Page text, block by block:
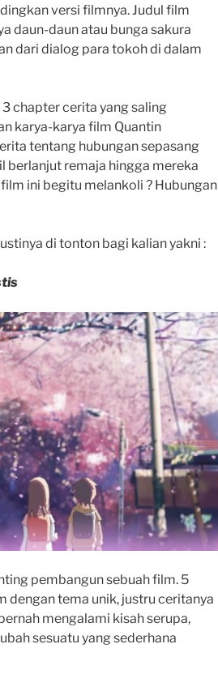
versi filmnya. Judul film
daun-daun atau bunga sakura
dari dialog para tokoh di dalam
chapter cerita yang saling
karya-karya film Quantin
tentang hubungan sepasang
berlanjut remaja hingga mereka
ini begitu melankoli ? Hubungan
di tonton bagi kalian yakni :
pembangun sebuah film. 5
dengan tema unik, justru ceritanya
mengalami kisah serupa,
sesuatu yang sederhana